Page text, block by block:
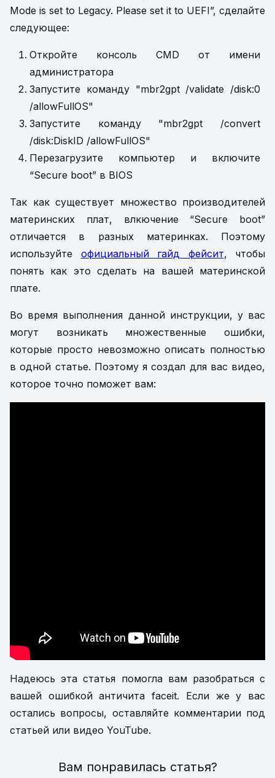
Mode is set to Legacy. Please set it to UEFI”, сделайте
следующее:
Откройте консоль CMD от имени
администратора
Запустите команду "mbr2gpt /validate /disk:0
/allowFullOS"
Запустите команду "mbr2gpt /convert
/disk:DiskID /allowFullOS"
Перезагрузите компьютер и включите
“Secure boot” в BIOS
Так как существует множество производителей
материнских плат, влкючение “Secure boot”
отличается в разных материнках. Поэтому
используйте официальный гайд фейсит, чтобы
понять как это сделать на вашей материнской
плате.
Во время выполнения данной инструкции, у вас
могут возникать множественные ошибки,
которые просто невозможно описать полностью
в одной статье. Поэтому я создал для вас видео,
которое точно поможет вам:
Надеюсь эта статья помогла вам разобраться с
вашей ошибкой античита faceit. Если же у вас
остались вопросы, оставляйте комментарии под
статьей или видео YouTube.
Вам понравилась статья?